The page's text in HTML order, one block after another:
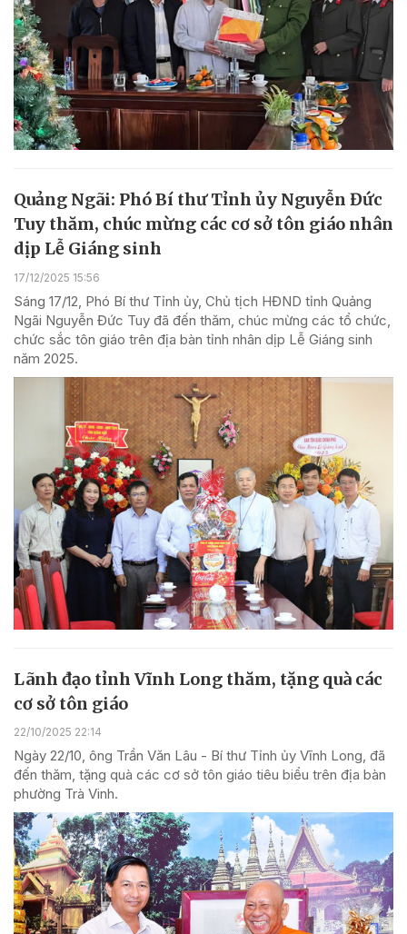
Quảng Ngãi: Phó Bí thư Tỉnh ủy Nguyễn Đức
Tuy thăm, chúc mừng các cơ sở tôn giáo nhân
dịp Lễ Giáng sinh
17/12/2025 15:56
Sáng 17/12, Phó Bí thư Tỉnh ủy, Chủ tịch HĐND tỉnh Quảng
Ngãi Nguyễn Đức Tuy đã đến thăm, chúc mừng các tổ chức,
chức sắc tôn giáo trên địa bàn tỉnh nhân dịp Lễ Giáng sinh
năm 2025.
Lãnh đạo tỉnh Vĩnh Long thăm, tặng quà các
cơ sở tôn giáo
22/10/2025 22:14
Ngày 22/10, ông Trần Văn Lâu - Bí thư Tỉnh ủy Vĩnh Long, đã
đến thăm, tặng quà các cơ sở tôn giáo tiêu biểu trên địa bàn
phường Trà Vinh.